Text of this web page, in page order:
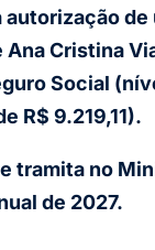
autorização
Cristina
Social
R$ 9.219,11).
tramita no
de 2027.